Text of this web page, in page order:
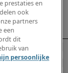
prestaties en
ook
partners
een
dit
van
persoonlijke